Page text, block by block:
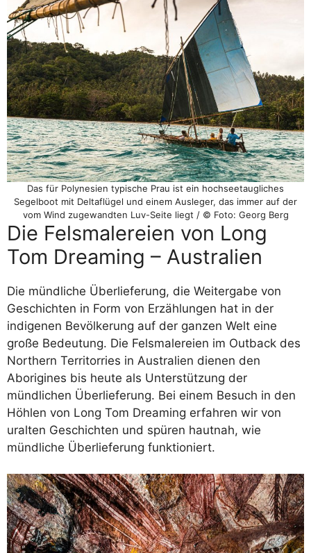
Das für Polynesien typische Prau ist ein hochseetaugliches
Segelboot mit Deltaflügel und einem Ausleger, das immer auf der
vom Wind zugewandten Luv-Seite liegt / © Foto: Georg Berg
Die Felsmalereien von Long
Tom Dreaming – Australien
Die mündliche Überlieferung, die Weitergabe von
Geschichten in Form von Erzählungen hat in der
indigenen Bevölkerung auf der ganzen Welt eine
große Bedeutung. Die Felsmalereien im Outback des
Northern Territorries in Australien dienen den
Aborigines bis heute als Unterstützung der
mündlichen Überlieferung. Bei einem Besuch in den
Höhlen von Long Tom Dreaming erfahren wir von
uralten Geschichten und spüren hautnah, wie
mündliche Überlieferung funktioniert.